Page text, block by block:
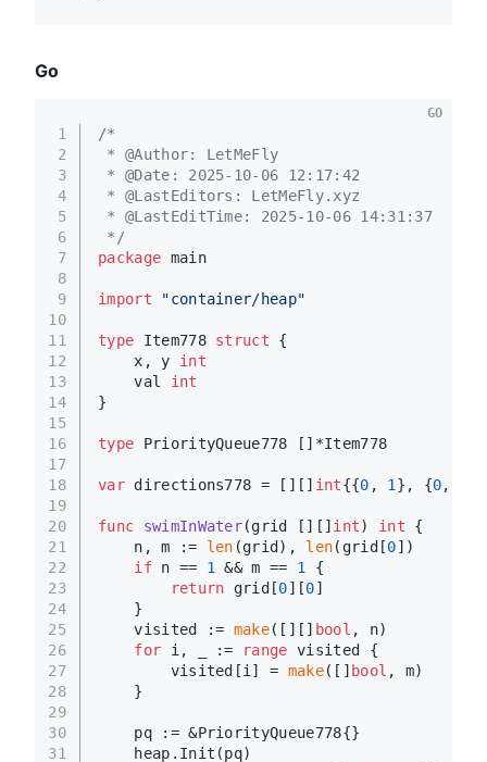
Go
1
2
3
4
5
6
7
8
9
10
11
12
13
14
15
16
17
18
19
20
21
22
23
24
25
26
27
28
29
30
31
/*
* @Author: LetMeFly
* @Date: 2025-10-06 12:17:42
* @LastEditors: LetMeFly.xyz
* @LastEditTime: 2025-10-06 14:31:37
*/
package main
import "container/heap"
type Item778 struct {
    x, y
int
    val
int
}
type PriorityQueue778 []*Item778
var directions778 = [][] int{{0 , 1 }, {0,
func swimInWater(grid [][] int) int {
    n, m :=
len (grid), len(grid[0])
if n == 1 && m == 1
{
return grid[0][0]
    }
    visited :=
make([][] bool , n)
for i, _ := range visited {
        visited[i] =
make([] bool , m)
    }
    pq := &PriorityQueue778{}
    heap.Init(pq)
GO